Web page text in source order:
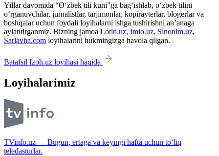
Yillar davomida “O‘zbek tili kuni”ga bag‘ishlab, o‘zbek tilini
o‘rganuvchilar, jurnalistlar, tarjimonlar, kopirayterlar, blogerlar va
boshqalar uchun foydali loyihalarni ishga tushirishni an’anaga
aylantirganmiz. Bizning jamoa Lotin.uz, Imlo.uz, Sinonim.uz,
Sarlavha.com loyihalarini hukmingizga havola qilgan.
Batafsil Izoh.uz loyihasi haqida
Loyihalarimiz
TVinfo.uz — Bugun, ertaga va keyingi hafta uchun to‘liq
teledasturlar.